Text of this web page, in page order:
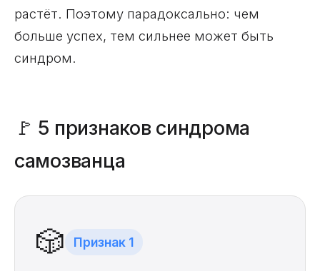
растёт. Поэтому парадоксально: чем
больше успех, тем сильнее может быть
синдром.
🚩 5 признаков синдрома
самозванца
🎲 Признак 1